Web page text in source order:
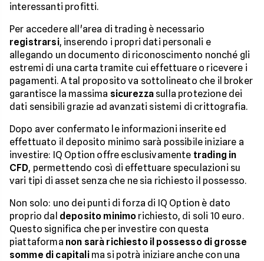
interessanti profitti.
Per accedere all'area di trading è necessario
registrarsi, inserendo i propri dati personali e
allegando un documento di riconoscimento nonché gli
estremi di una carta tramite cui effettuare o ricevere i
pagamenti. A tal proposito va sottolineato che il broker
garantisce la massima sicurezzasulla protezione dei
dati sensibili grazie ad avanzati sistemi di crittografia.
Dopo aver confermato le informazioni inserite ed
effettuato il deposito minimo sarà possibile iniziare a
investire: IQ Option offre esclusivamente trading in
CFD, permettendo così di effettuare speculazioni su
vari tipi di asset senza che ne sia richiesto il possesso.
Non solo: uno dei punti di forza di IQ Option è dato
proprio dal deposito minimo richiesto, di soli 10 euro.
Questo significa che per investire con questa
piattaforma non sarà richiesto il possesso di grosse
somme di capitalima si potrà iniziare anche con una